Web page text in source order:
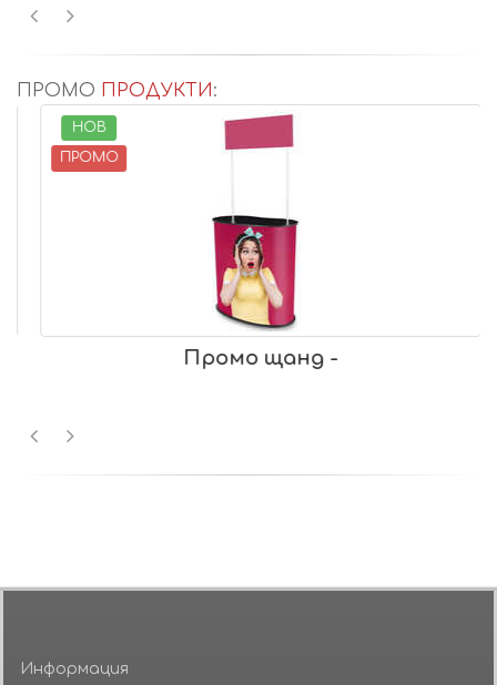
ПРОМО ПРОДУКТИ:
НОВ
ПРОМО
Промо щанд -
Информация